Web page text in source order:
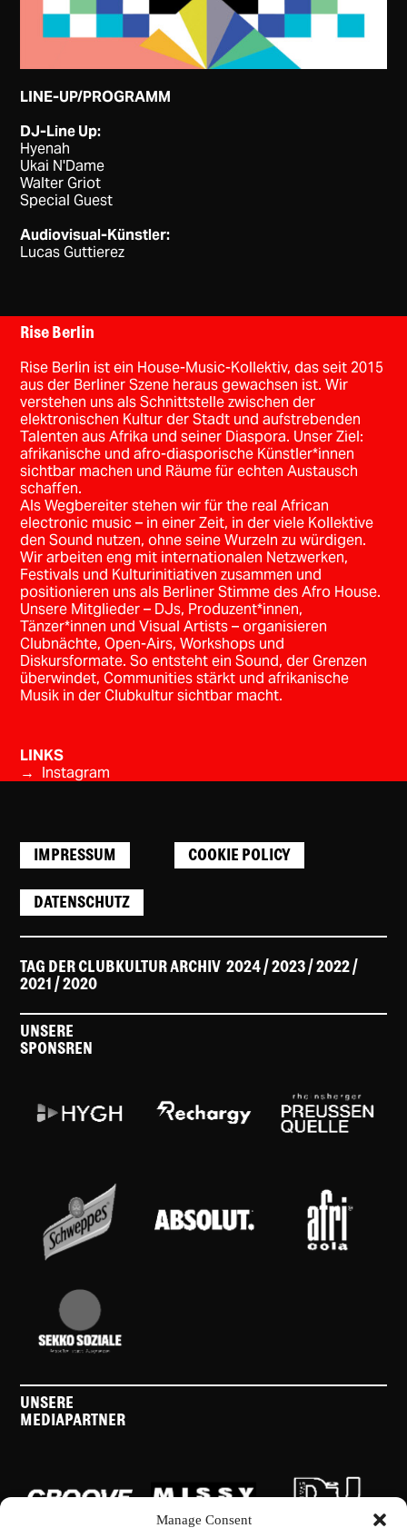
Manage Consent
LINE-UP/PROGRAMM
DJ-Line Up:
Hyenah
Ukai N'Dame
Walter Griot
Special Guest
Audiovisual-Künstler:
Lucas Guttierez
Rise Berlin
Rise Berlin ist ein House-Music-Kollektiv, das seit 2015
aus der Berliner Szene heraus gewachsen ist. Wir
verstehen uns als Schnittstelle zwischen der
elektronischen Kultur der Stadt und aufstrebenden
Talenten aus Afrika und seiner Diaspora. Unser Ziel:
afrikanische und afro-diasporische Künstler*innen
sichtbar machen und Räume für echten Austausch
schaffen.
Als Wegbereiter stehen wir für the real African
electronic music – in einer Zeit, in der viele Kollektive
den Sound nutzen, ohne seine Wurzeln zu würdigen.
Wir arbeiten eng mit internationalen Netzwerken,
Festivals und Kulturinitiativen zusammen und
positionieren uns als Berliner Stimme des Afro House.
Unsere Mitglieder – DJs, Produzent*innen,
Tänzer*innen und Visual Artists – organisieren
Clubnächte, Open-Airs, Workshops und
Diskursformate. So entsteht ein Sound, der Grenzen
überwindet, Communities stärkt und afrikanische
Musik in der Clubkultur sichtbar macht.
LINKS
→ Instagram
IMPRESSUM COOKIE POLICY
DATENSCHUTZ
TAG DER CLUBKULTUR ARCHIV2024 / 2023 /2022 /
2021 /2020
UNSERE
SPONSREN
UNSERE
MEDIAPARTNER